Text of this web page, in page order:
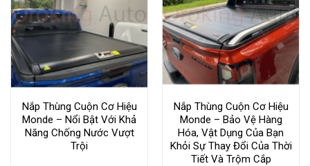
Nắp Thùng Cuộn Cơ Hiệu
Monde – Nổi Bật Với Khả
Năng Chống Nước Vượt
Trội
Nắp Thùng Cuộn Cơ Hiệu
Monde – Bảo Vệ Hàng
Hóa, Vật Dụng Của Bạn
Khỏi Sự Thay Đổi Của Thời
Tiết Và Trộm Cắp